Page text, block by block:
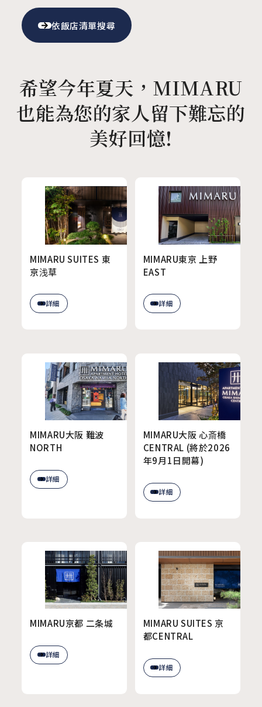
依飯店清單搜尋
希望今年夏天，MIMARU
也能為您的家人留下難忘的
美好回憶!
MIMARU SUITES 東
京浅草
詳細
MIMARU東京 上野
EAST
詳細
MIMARU大阪 難波
NORTH
詳細
MIMARU大阪 心斎橋
CENTRAL (將於2026
年9月1日開幕)
詳細
MIMARU京都 二条城
詳細
MIMARU SUITES 京
都CENTRAL
詳細